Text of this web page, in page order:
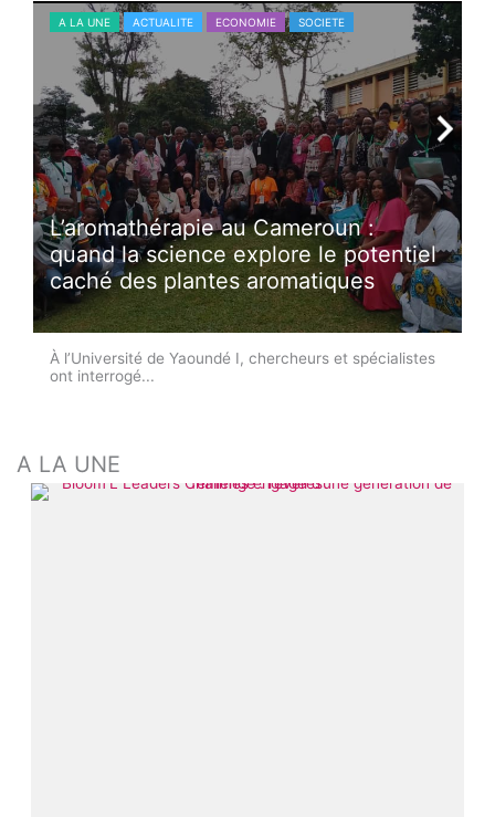
A LA UNE ACTUALITE ECONOMIE SOCIETE
L’aromathérapie au Cameroun :
quand la science explore le potentiel
caché des plantes aromatiques
À l’Université de Yaoundé I, chercheurs et spécialistes
ont interrogé...
A LA UNE